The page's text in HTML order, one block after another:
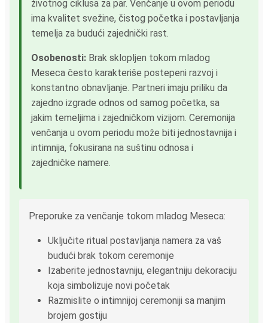
životnog ciklusa za par. Venčanje u ovom periodu
ima kvalitet svežine, čistog početka i postavljanja
temelja za budući zajednički rast.
Osobenosti: Brak sklopljen tokom mladog
Meseca često karakteriše postepeni razvoj i
konstantno obnavljanje. Partneri imaju priliku da
zajedno izgrade odnos od samog početka, sa
jakim temeljima i zajedničkom vizijom. Ceremonija
venčanja u ovom periodu može biti jednostavnija i
intimnija, fokusirana na suštinu odnosa i
zajedničke namere.
Preporuke za venčanje tokom mladog Meseca:
Uključite ritual postavljanja namera za vaš
budući brak tokom ceremonije
Izaberite jednostavniju, elegantniju dekoraciju
koja simbolizuje novi početak
Razmislite o intimnijoj ceremoniji sa manjim
brojem gostiju